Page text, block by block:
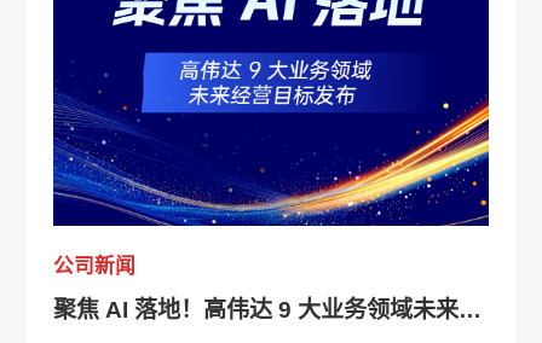
公司新闻
聚焦 AI 落地！高伟达 9 大业务领域未来经营目标发布